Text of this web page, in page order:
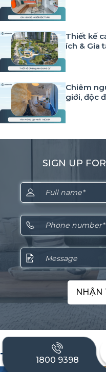
Thiết kế
ích & Gia
Chiêm
giới, độc
SIGN UP
NHẬN
TALENTED STAFF
1800 9398